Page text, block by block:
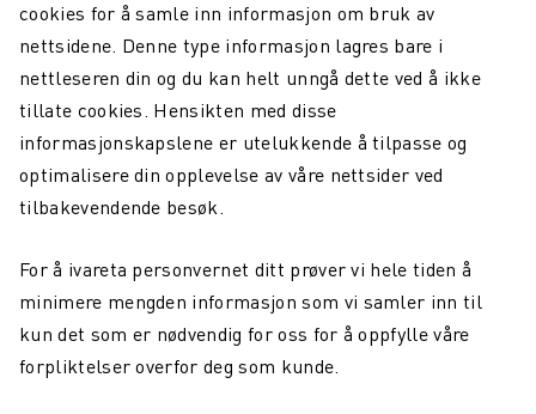
cookies for å samle inn informasjon om bruk av
nettsidene. Denne type informasjon lagres bare i
nettleseren din og du kan helt unngå dette ved å ikke
tillate cookies. Hensikten med disse
informasjonskapslene er utelukkende å tilpasse og
optimalisere din opplevelse av våre nettsider ved
tilbakevendende besøk.
For å ivareta personvernet ditt prøver vi hele tiden å
minimere mengden informasjon som vi samler inn til
kun det som er nødvendig for oss for å oppfylle våre
forpliktelser overfor deg som kunde.